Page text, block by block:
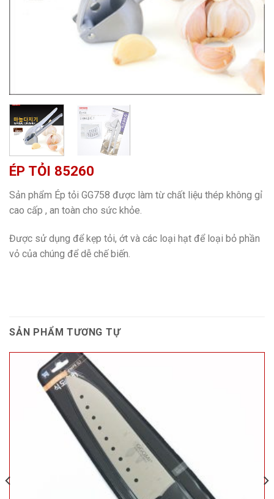
ÉP TỎI 85260
Sản phẩm Ép tỏi GG758 được làm từ chất liệu thép không gỉ
cao cấp , an toàn cho sức khỏe.
Được sử dụng để kẹp tỏi, ớt và các loại hạt để loại bỏ phần
vỏ của chúng để dễ chế biến.
SẢN PHẨM TƯƠNG TỰ